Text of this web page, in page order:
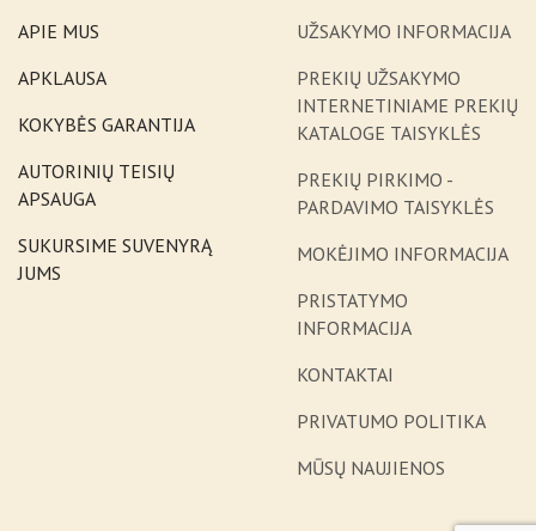
APIE MUS
APKLAUSA
KOKYBĖS GARANTIJA
AUTORINIŲ TEISIŲ
APSAUGA
SUKURSIME SUVENYRĄ
JUMS
UŽSAKYMO INFORMACIJA
PREKIŲ UŽSAKYMO
INTERNETINIAME PREKIŲ
KATALOGE TAISYKLĖS
PREKIŲ PIRKIMO -
PARDAVIMO TAISYKLĖS
MOKĖJIMO INFORMACIJA
PRISTATYMO
INFORMACIJA
KONTAKTAI
PRIVATUMO POLITIKA
MŪSŲ NAUJIENOS